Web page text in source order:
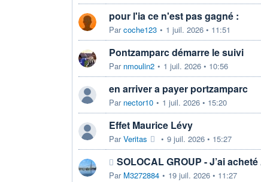
pour l'ia ce n'est pas gagné :
Parcoche123 • 1 juil. 2026 • 11:51
Pontzamparc démarre le suivi
Par nmoulin2 • 1 juil. 2026 • 10:56
en arriver a payer portzamparc
Par nector10 • 1 juil. 2026 • 15:20
Effet Maurice Lévy
ParVeritas • 9 juil. 2026 • 15:27
SOLOCAL GROUP - J’ai
Par M3272884 • 19 juil. 2026 • 11:27